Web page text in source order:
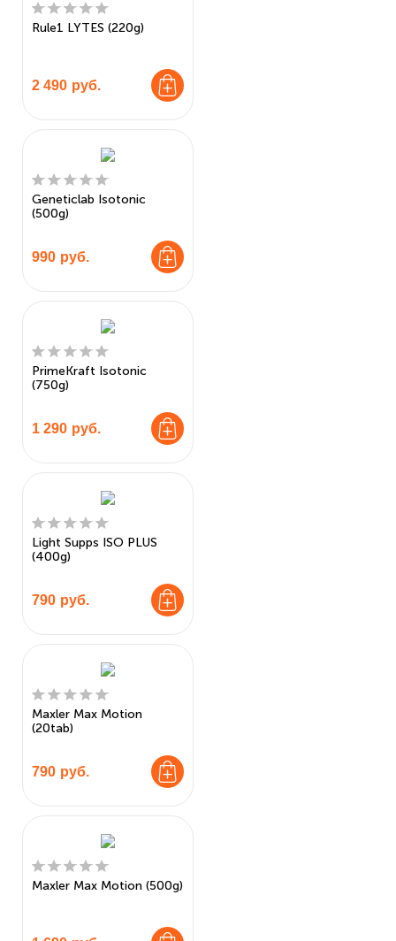
Rule1 LYTES (220g)
2 490 руб.
Geneticlab Isotonic
(500g)
990 руб.
PrimeKraft Isotonic
(750g)
1 290 руб.
Light Supps ISO PLUS
(400g)
790 руб.
Maxler Max Motion
(20tab)
790 руб.
Maxler Max Motion (500g)